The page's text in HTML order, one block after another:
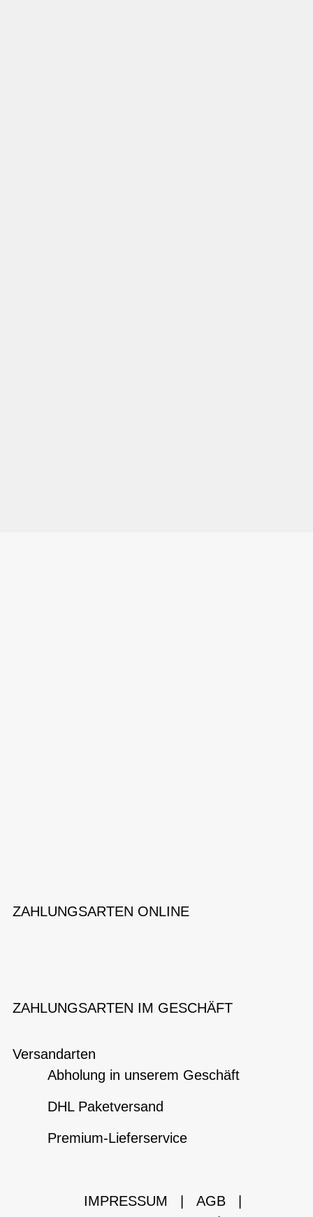
ZAHLUNGSARTEN ONLINE
ZAHLUNGSARTEN IM GESCHÄFT
Versandarten
Abholung in unserem Geschäft
DHL Paketversand
Premium-Lieferservice
IMPRESSUM AGB